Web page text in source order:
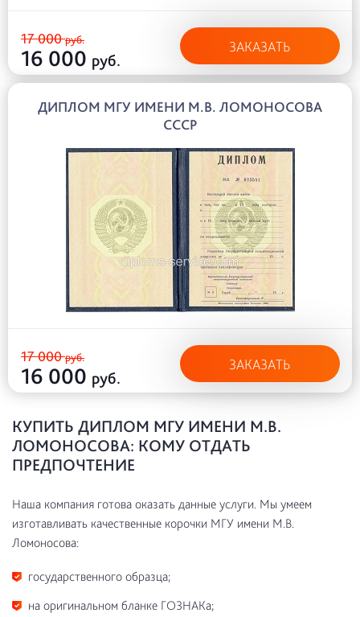
17 000руб.
16 000 руб.
ЗАКАЗАТЬ
ДИПЛОМ МГУ ИМЕНИ М.В. ЛОМОНОСОВА
СССР
17 000руб.
16 000 руб.
ЗАКАЗАТЬ
КУПИТЬ ДИПЛОМ МГУ ИМЕНИ М.В.
ЛОМОНОСОВА: КОМУ ОТДАТЬ
ПРЕДПОЧТЕНИЕ
Наша компания готова оказать данные услуги. Мы умеем
изготавливать качественные корочки МГУ имени М.В.
Ломоносова:
государственного образца;
на оригинальном бланке ГОЗНАКа;